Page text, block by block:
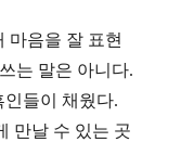
마음을 잘 표현
는 말은 아니다.
인들이 채웠다.
만날 수 있는 곳